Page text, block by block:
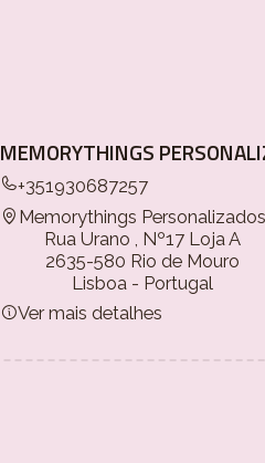
MEMORYTHINGS
+351930687257
Memorythings Personalizados
Rua Urano , Nº17 Loja A
2635-580 Rio de Mouro
Lisboa - Portugal
Ver mais detalhes